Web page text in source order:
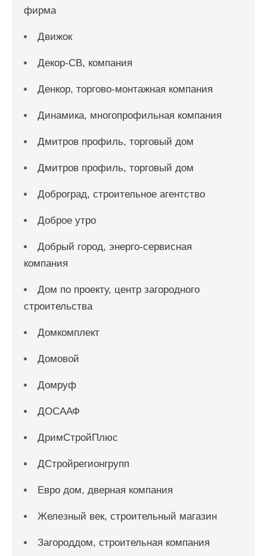
фирма
Движок
Декор-СВ, компания
Денкор, торгово-монтажная компания
Динамика, многопрофильная компания
Дмитров профиль, торговый дом
Дмитров профиль, торговый дом
Доброград, строительное агентство
Доброе утро
Добрый город, энерго-сервисная
компания
Дом по проекту, центр загородного
строительства
Домкомплект
Домовой
Домруф
ДОСААФ
ДримСтройПлюс
ДСтройрегионгрупп
Евро дом, дверная компания
Железный век, строительный магазин
Загороддом, строительная компания